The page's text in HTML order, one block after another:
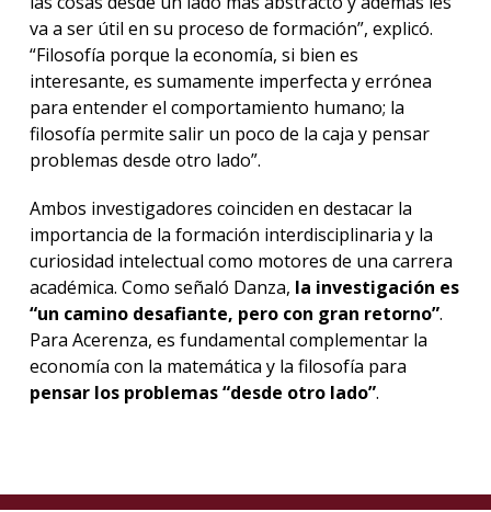
va a ser útil en su proceso de formación”, explicó.
“Filosofía porque la economía, si bien es
interesante, es sumamente imperfecta y errónea
para entender el comportamiento humano; la
filosofía permite salir un poco de la caja y pensar
problemas desde otro lado”.
Ambos investigadores coinciden en destacar la
importancia de la formación interdisciplinaria y la
curiosidad intelectual como motores de una carrera
académica. Como señaló Danza, la investigación es
“un camino desafiante, pero con gran retorno”.
Para Acerenza, es fundamental complementar la
economía con la matemática y la filosofía para
pensar los problemas “desde otro lado”.